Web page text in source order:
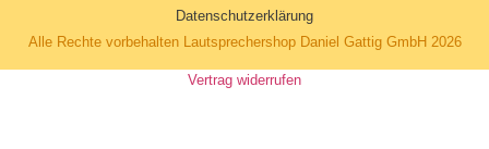
Datenschutzerklärung
Alle Rechte vorbehalten Lautsprechershop Daniel Gattig GmbH 2026
Vertrag widerrufen